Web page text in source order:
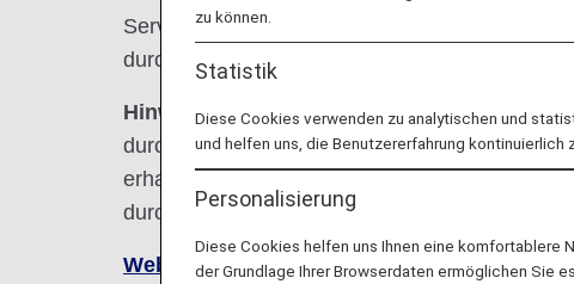
Services für von ANA durchgeführte
durchführenden Fluggesellschaft wie
Hinweis:In den meisten Fällen gelten die
durchführenden Fluggesellschaft für
erhalten Sie zum Zeitpunkt der Reservierung,
durchführende Fluggesellschaft direkt.
Website von Brussels Airlines besuchen
zu können.
Statistik
Diese Cookies verwenden zu analytischen und
und helfen uns, die Benutzererfahrung kontinuierlich
Personalisierung
Diese Cookies helfen uns Ihnen eine komfortablere
der Grundlage Ihrer Browserdaten ermöglichen Sie